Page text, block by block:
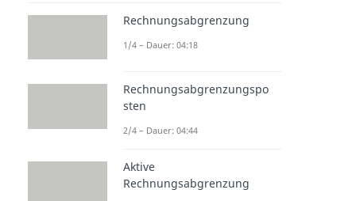
Rechnungsabgrenzung
1/4 – Dauer: 04:18
Rechnungsabgrenzungspo
sten
2/4 – Dauer: 04:44
Aktive
Rechnungsabgrenzung